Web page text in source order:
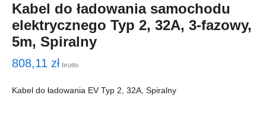
Kabel do ładowania samochodu
elektrycznego Typ 2, 32A, 3-fazowy,
5m, Spiralny
808,11 zł brutto
Kabel do ładowania EV Typ 2, 32A, Spiralny